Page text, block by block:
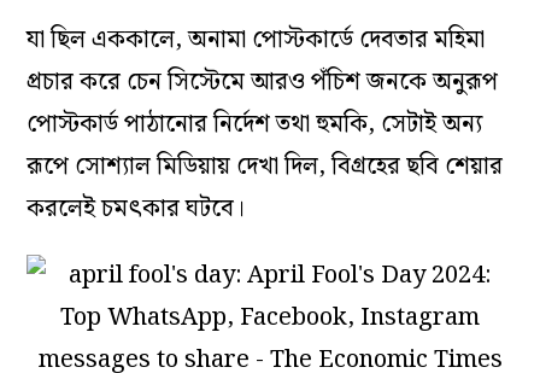
যা ছিল এককালে, অনামা পোস্টকার্ডে দেবতার মহিমা
প্রচার করে চেন সিস্টেমে আরও পঁচিশ জনকে অনুরূপ
পোস্টকার্ড পাঠানোর নির্দেশ তথা হুমকি, সেটাই অন্য
রূপে সোশ্যাল মিডিয়ায় দেখা দিল, বিগ্রহের ছবি শেয়ার
করলেই চমৎকার ঘটবে।